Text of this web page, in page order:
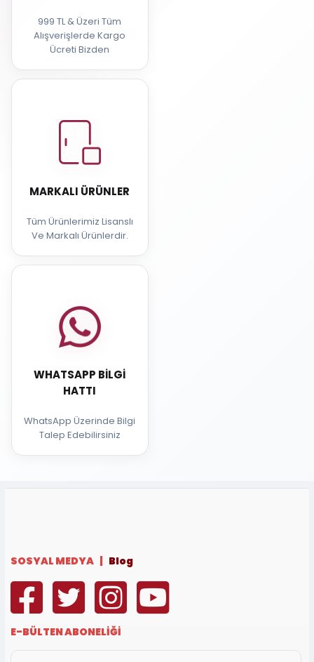
999 TL & Üzeri Tüm
Alışverişlerde Kargo
Ücreti Bizden
MARKALI ÜRÜNLER
Tüm Ürünlerimiz Lisanslı
Ve Markalı Ürünlerdir.
WHATSAPP BILGI
HATTI
WhatsApp Üzerinde Bilgi
Talep Edebilirsiniz
SOSYAL MEDYA | Blog
E-BÜLTEN ABONELİĞİ